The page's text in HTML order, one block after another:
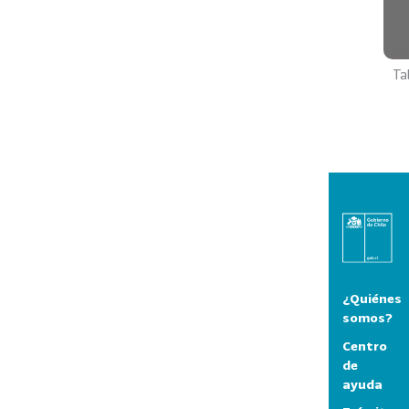
¿Quiénes
somos?
Centro
de
ayuda